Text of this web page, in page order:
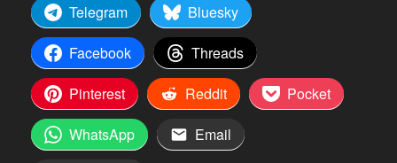
Telegram
Bluesky
Facebook
Threads
Pinterest
Reddit
Pocket
WhatsApp
Email